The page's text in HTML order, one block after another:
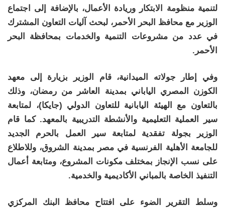
لتنمية منظومة الابتكار وريادة الأعمال، بالإضافة إلى اجتماع
الوزير مع محافظ البحر الأحمر، لبحث آليات التعاون المشترك
في عدد من مشروعات التنمية والخدمات بمحافظة البحر
الأحمر.
وفي إطار جولاته الميدانية، قام الوزير بزيارة إلى معهد
الكوزن المصري الياباني بمدينة العاشر من رمضان، وذلك
بالتعاون مع الهيئة اليابانية للتعاون الدولي (جايكا)، لمتابعة
سير العملية التعليمية والأنشطة التدريبية بالمعهد. كما قام
الوزير بجولة تفقدية لمتابعة سير العمل بالحرم الجديد
للجامعة الأهلية الفرنسية في مصر بمدينة الشروق، وللاطلاع
على نسب الإنجاز بمختلف مكونات المشروع، ومتابعة أعمال
التنفيذ الخاصة بالمباني الأكاديمية والخدمية.
وسلط التقرير الضوء على افتتاح محافظ البنك المركزي